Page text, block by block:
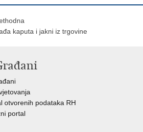
kaputa i jakni iz trgovine
otvorenih podataka RH
portal